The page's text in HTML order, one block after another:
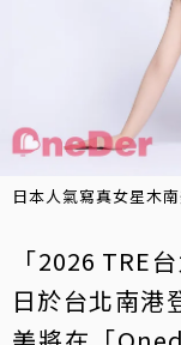
日本人氣寫真女星木
「2026 TRE
日於台北南港